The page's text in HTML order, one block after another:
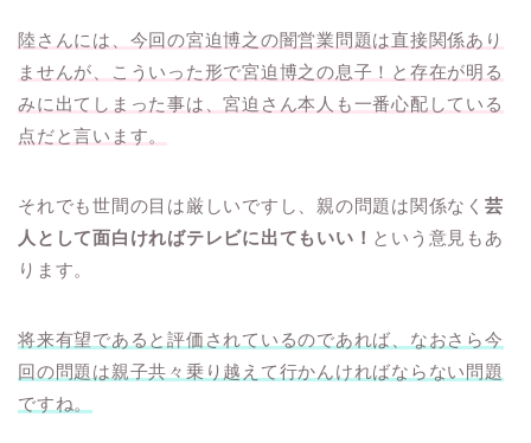
陸さんには、今回の宮迫博之の闇営業問題は直接関係あり
ませんが、こういった形で宮迫博之の息子！と存在が明る
みに出てしまった事は、宮迫さん本人も一番心配している
点だと言います。
それでも世間の目は厳しいですし、親の問題は関係なく 芸
人として面白ければテレビに出てもいい！ という意見もあ
ります。
将来有望であると評価されているのであれば、なおさら今
回の問題は親子共々乗り越えて行かんければならない問題
ですね。